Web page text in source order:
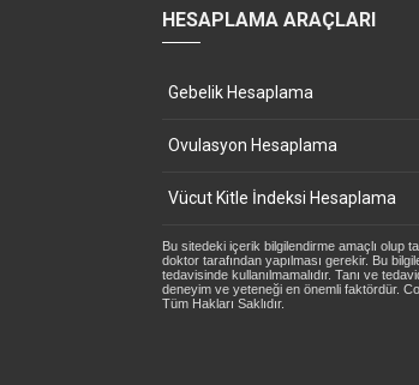
HESAPLAMA ARAÇLARI
Gebelik Hesaplama
Ovulasyon Hesaplama
Vücut Kitle İndeksi Hesaplama
Bu sitedeki içerik bilgilendirme amaçlı olup
doktor tarafından yapılması gerekir. Bu
tedavisinde kullanılmamalıdır. Tanı ve
deneyim ve yeteneği en önemli faktördür.
Tüm Hakları Saklıdır.